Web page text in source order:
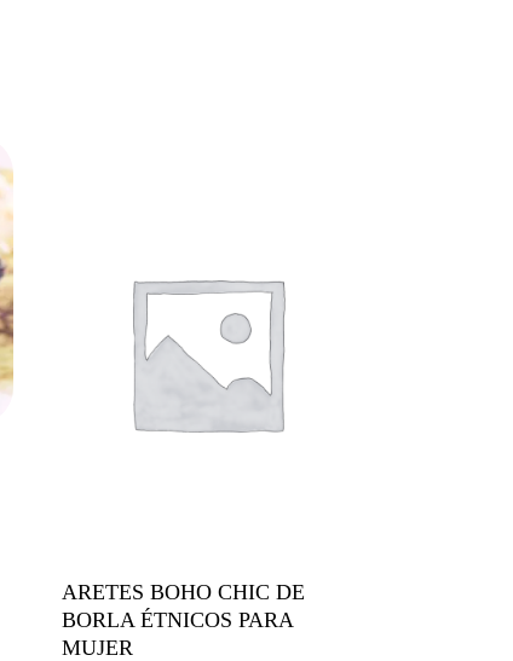
ARETES BOHO CHIC DE
BORLA ÉTNICOS PARA
MUJER